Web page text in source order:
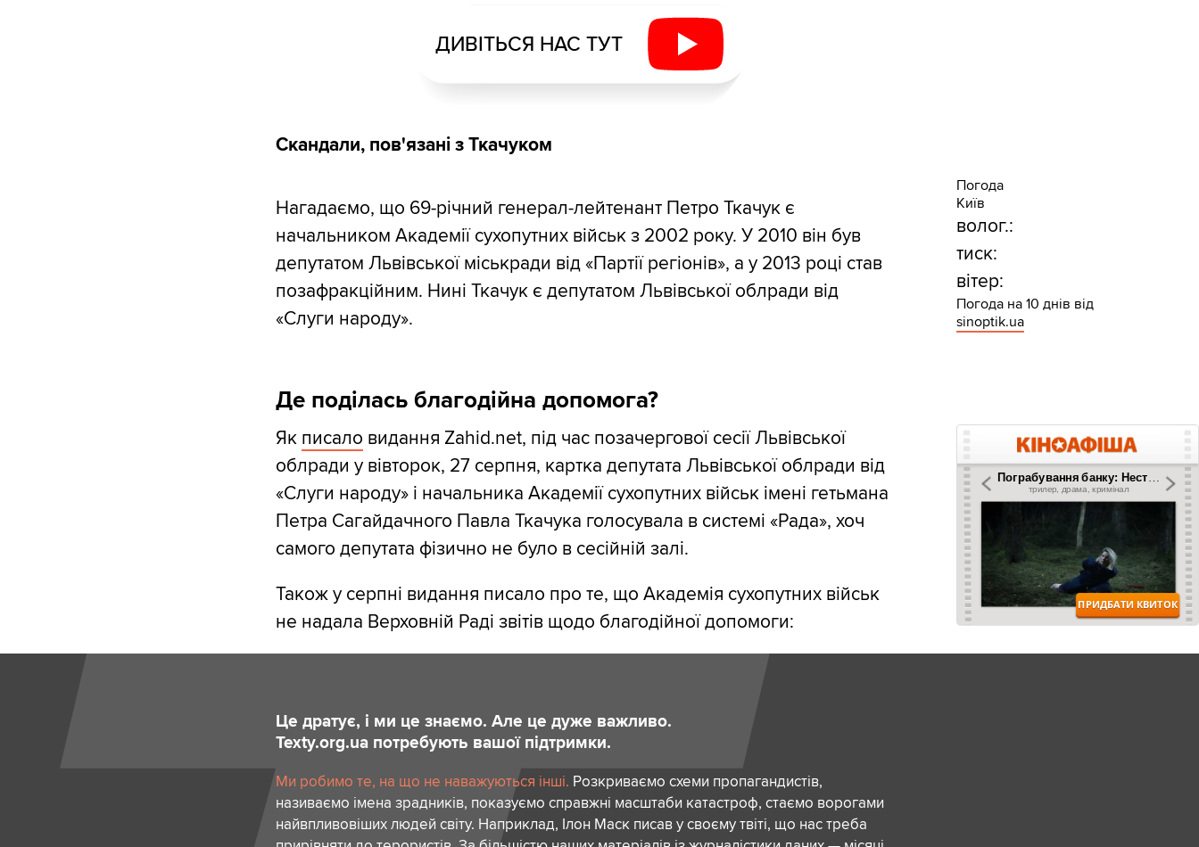
ДИВІТЬСЯ НАС ТУТ
Скандали, пов'язані з Ткачуком
Нагадаємо, що 69-річний генерал-лейтенант Петро Ткачук є
начальником Академії сухопутних військ з 2002 року. У 2010 він був
депутатом Львівської міськради від «Партії регіонів», а у 2013 році став
позафракційним. Нині Ткачук є депутатом Львівської облради від
«Слуги народу».
Де поділась благодійна допомога?
Як писало видання Zahid.net, під час позачергової сесії Львівської
облради у вівторок, 27 серпня, картка депутата Львівської облради від
«Слуги народу» і начальника Академії сухопутних військ імені гетьмана
Петра Сагайдачного Павла Ткачука голосувала в системі «Рада», хоч
самого депутата фізично не було в сесійній залі.
Також у серпні видання писало про те, що Академія сухопутних військ
не надала Верховній Раді звітів щодо благодійної допомоги:
Це дратує, і ми це знаємо. Але це дуже важливо.
Texty.org.ua потребують вашої підтримки.
Ми робимо те, на що не наважуються інші. Розкриваємо схеми пропагандистів,
називаємо імена зрадників, показуємо справжні масштаби катастроф, стаємо ворогами
найвпливовіших людей світу. Наприклад, Ілон Маск писав у своєму твіті, що нас треба
Погода
Київ
волог.:
тиск:
вітер:
Погода на 10 днів від
sinoptik.ua